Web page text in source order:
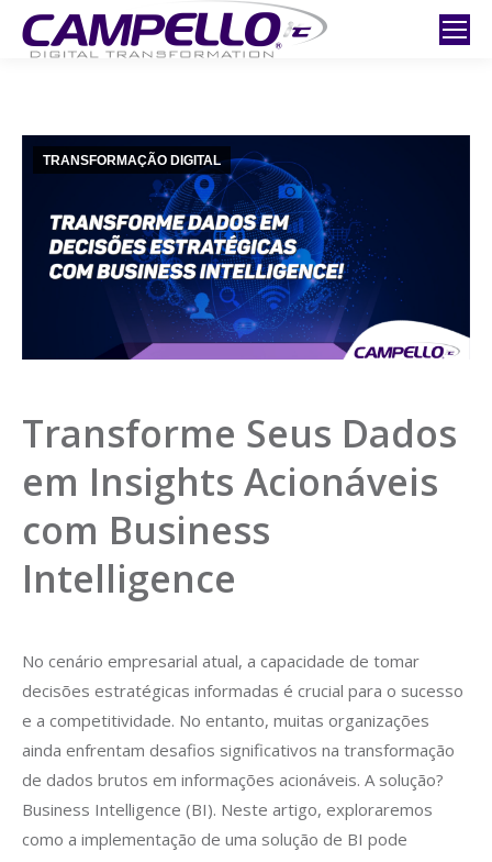
TRANSFORMAÇÃO DIGITAL
Transforme Seus Dados
em Insights Acionáveis
com Business
Intelligence
No cenário empresarial atual, a capacidade de tomar
decisões estratégicas informadas é crucial para o sucesso
e a competitividade. No entanto, muitas organizações
ainda enfrentam desafios significativos na transformação
de dados brutos em informações acionáveis. A solução?
Business Intelligence (BI). Neste artigo, exploraremos
como a implementação de uma solução de BI pode